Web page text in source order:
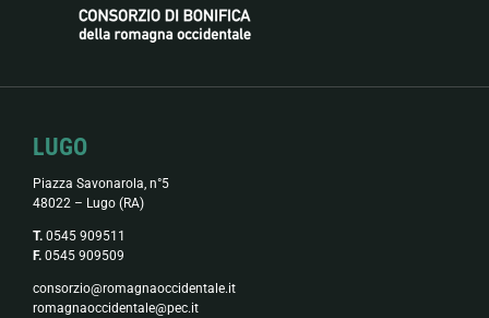
LUGO
Piazza Savonarola, n°5
48022 – Lugo (RA)
T.0545 909511
F.0545 909509
consorzio@romagnaoccidentale.it
romagnaoccidentale@pec.it